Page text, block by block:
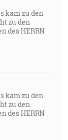
kam zu den
zu den
des HERRN
kam zu den
zu den
des HERRN